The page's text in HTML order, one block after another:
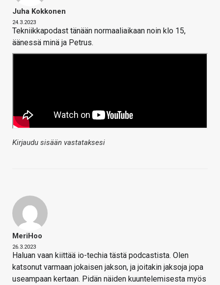
Juha Kokkonen
24.3.2023
Tekniikkapodast tänään normaaliaikaan noin klo 15,
äänessä minä ja Petrus.
Kirjaudu sisään vastataksesi
MeriHoo
26.3.2023
Haluan vaan kiittää io-techia tästä podcastista. Olen
katsonut varmaan jokaisen jakson, ja joitakin jaksoja jopa
useampaan kertaan. Pidän näiden kuuntelemisesta myös